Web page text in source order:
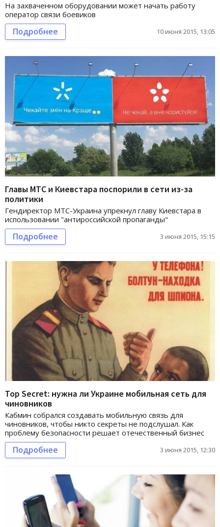
На захваченном оборудовании может начать работу
оператор связи боевиков
Подробнее 10 июня 2015, 13:05
Главы МТС и Киевстара поспорили в сети из-за
политики
Гендиректор МТС-Украина упрекнул главу Киевстара в
использовании "антироссийской пропаганды"
Подробнее 3 июня 2015, 15:15
Top Secret: нужна ли Украине мобильная сеть для
чиновников
Кабмин собрался создавать мобильную связь для
чиновников, чтобы никто секреты не подслушал. Как
проблему безопасности решает отечественный бизнес
Подробнее 3 июня 2015, 12:30